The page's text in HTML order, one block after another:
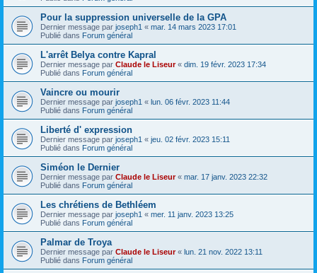
Pour la suppression universelle de la GPA
Dernier message par joseph1 « mar. 14 mars 2023 17:01
Publié dans Forum général
L'arrêt Belya contre Kapral
Dernier message par Claude le Liseur« dim. 19 févr. 2023 17:34
Publié dans Forum général
Vaincre ou mourir
Dernier message par joseph1 « lun. 06 févr. 2023 11:44
Publié dans Forum général
Liberté d' expression
Dernier message par joseph1 « jeu. 02 févr. 2023 15:11
Publié dans Forum général
Siméon le Dernier
Dernier message par Claude le Liseur« mar. 17 janv. 2023 22:32
Publié dans Forum général
Les chrétiens de Bethléem
Dernier message par joseph1 « mer. 11 janv. 2023 13:25
Publié dans Forum général
Palmar de Troya
Dernier message par Claude le Liseur« lun. 21 nov. 2022 13:11
Publié dans Forum général